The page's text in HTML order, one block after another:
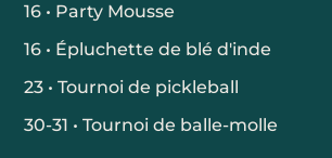
16 • Party Mousse
16 • Épluchette de blé d'inde
23 • Tournoi de pickleball
30-31 • Tournoi de balle-molle